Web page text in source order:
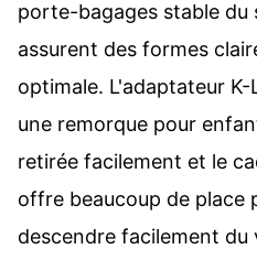
porte-bagages stable du
assurent des formes
optimale. L'adaptateur
une remorque pour
retirée facilement et le
offre beaucoup de place
descendre facilement du